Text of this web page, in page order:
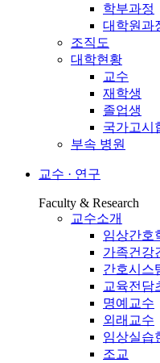
학부과정
대학원과
조직도
대학현황
교수
재학생
졸업생
국가고시
부속 병원
교수 · 연구
Faculty & Research
교수소개
임상간호
가족건강
간호시스
교육전담
명예교수
외래교수
임상실습
조교